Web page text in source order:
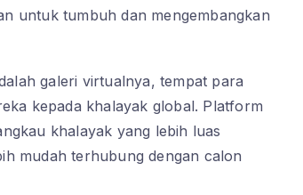
untuk tumbuh dan mengembangkan
galeri virtualnya, tempat para
kepada khalayak global. Platform
khalayak yang lebih luas
mudah terhubung dengan calon